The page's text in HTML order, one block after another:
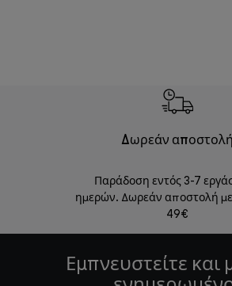
Δωρεάν αποστολή
Παράδοση εντός 3-7
ημερών. Δωρεάν αποστολή
49€
Εμπνευστείτε και